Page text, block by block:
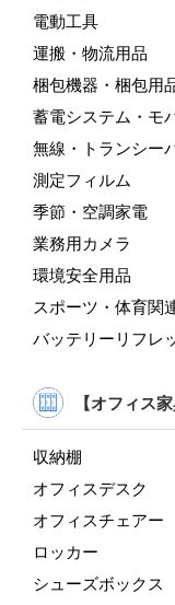
電動工具
運搬・物流用品
梱包機器・梱包用
蓄電システム・モ
無線・トランシー
測定フィルム
季節・空調家電
業務用カメラ
環境安全用品
スポーツ・体育関
バッテリーリフレ
【オフィス家
収納棚
オフィスデスク
オフィスチェアー
ロッカー
シューズボックス